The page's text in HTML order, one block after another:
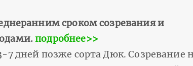
сроком созревания и
подробнее>>
7 дней позже сорта Дюк. Созревание